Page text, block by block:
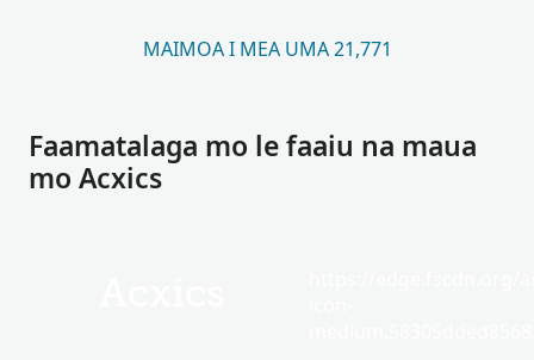
MAIMOA I MEA UMA 21,771
Faamatalaga mo le faaiu na maua
mo Acxics